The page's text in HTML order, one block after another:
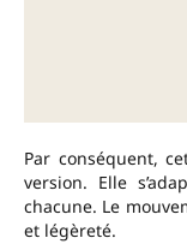
Par conséquent,
version. Elle
chacune. Le
et légèreté.